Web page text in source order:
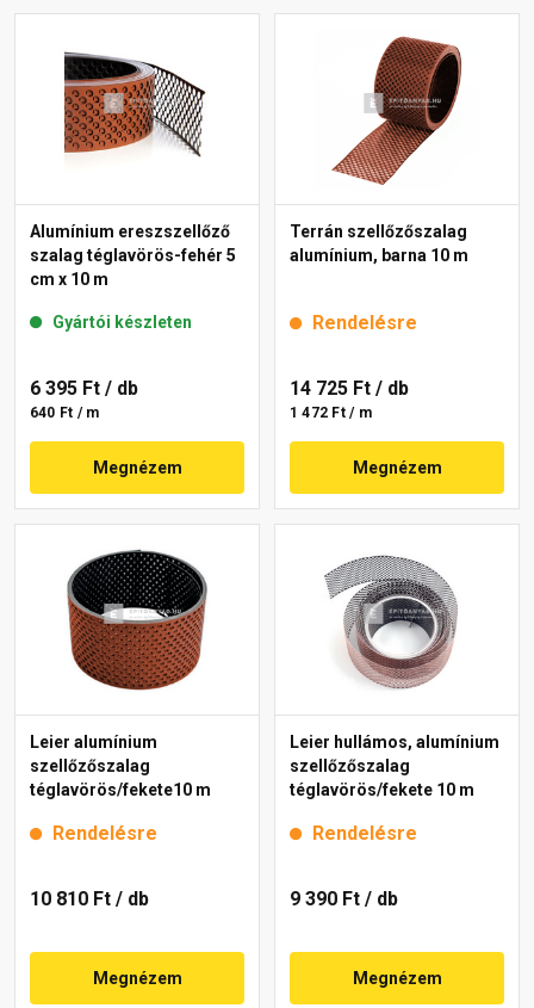
Alumínium ereszszellőző
szalag téglavörös-fehér 5
cm x 10 m
Gyártói készleten
6 395 Ft / db
640 Ft / m
Megnézem
Terrán szellőzőszalag
alumínium, barna 10 m
Rendelésre
14 725 Ft / db
1 472 Ft / m
Megnézem
Leier alumínium
szellőzőszalag
téglavörös/fekete10 m
Rendelésre
10 810 Ft / db
Megnézem
Leier hullámos, alumínium
szellőzőszalag
téglavörös/fekete 10 m
Rendelésre
9 390 Ft / db
Megnézem